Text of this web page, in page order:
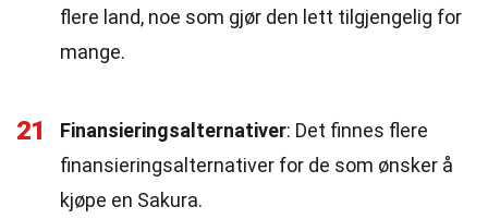
flere land, noe som gjør den lett tilgjengelig for
mange.
21 Finansieringsalternativer: Det finnes flere
finansieringsalternativer for de som ønsker å
kjøpe en Sakura.